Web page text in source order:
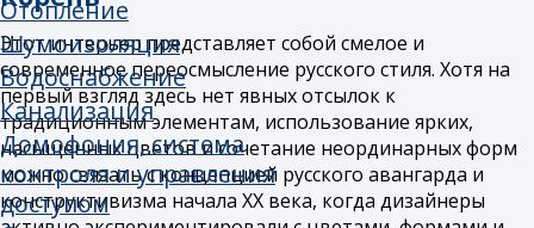
Охранная сигнализация
Домашний кинотеатр
Пожарная сигнализация
Тревожная сигнализация
Видеонаблюдение
Дымоудаление
Усиление сотовой связи
Сплинкерное, газовое,
порошковое и водяное
Холл/прихожая
Коридор
Этот интерьер представляет собой смелое и
современное переосмысление русского стиля. Хотя на
первый взгляд здесь нет явных отсылок к
традиционным элементам, использование ярких,
насыщенных цветов и сочетание неординарных форм
можно связать с концепцией русского авангарда и
конструктивизма начала XX века, когда дизайнеры